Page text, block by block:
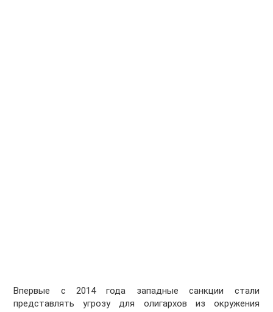
Впервые с 2014 года западные санкции стали
представлять угрозу для олигархов из окружения